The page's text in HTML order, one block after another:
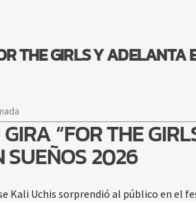
THE GIRLS Y ADELANTA
“FOR THE
SUEÑOS 2026
Kali Uchis sorprendió al público en el